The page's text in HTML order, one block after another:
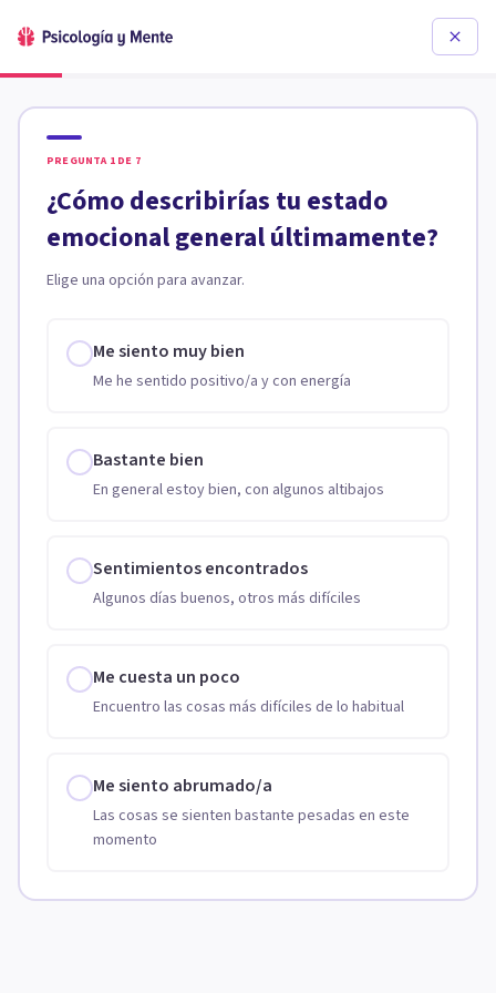
PREGUNTA 1 DE 7
¿Cómo describirías tu estado
emocional general últimamente?
Elige una opción para avanzar.
Me siento muy bien
Me he sentido positivo/a y con energía
Bastante bien
En general estoy bien, con algunos altibajos
Sentimientos encontrados
Algunos días buenos, otros más difíciles
Me cuesta un poco
Encuentro las cosas más difíciles de lo habitual
Me siento abrumado/a
Las cosas se sienten bastante pesadas en este
momento